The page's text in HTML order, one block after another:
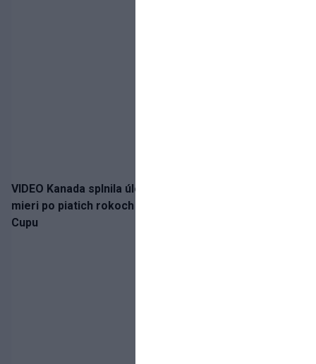
VIDEO Kanada splnila úlohu! Slovenská osemnástka
mieri po piatich rokoch do semifinále Hlinka Gretzky
Cupu